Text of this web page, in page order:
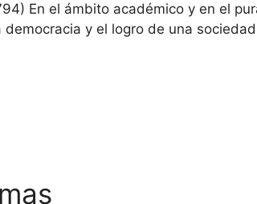
En el ámbito académico y en el
y el logro de una